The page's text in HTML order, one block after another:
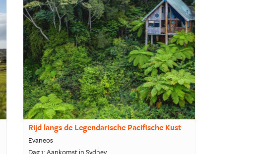
Rijd langs de Legendarische Pacifische Kust
Evaneos
Dag 1: Aankomst in Sydney